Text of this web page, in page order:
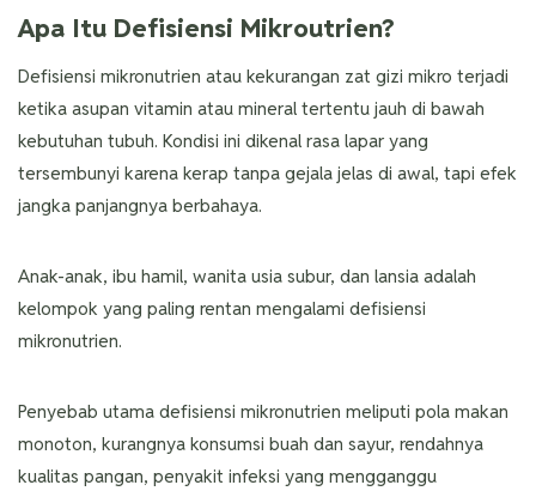
Apa Itu Defisiensi Mikroutrien?
Defisiensi mikronutrien atau kekurangan zat gizi mikro terjadi
ketika asupan vitamin atau mineral tertentu jauh di bawah
kebutuhan tubuh. Kondisi ini dikenal rasa lapar yang
tersembunyi karena kerap tanpa gejala jelas di awal, tapi efek
jangka panjangnya berbahaya.
Anak-anak, ibu hamil, wanita usia subur, dan lansia adalah
kelompok yang paling rentan mengalami defisiensi
mikronutrien.
Penyebab utama defisiensi mikronutrien meliputi pola makan
monoton, kurangnya konsumsi buah dan sayur, rendahnya
kualitas pangan, penyakit infeksi yang mengganggu